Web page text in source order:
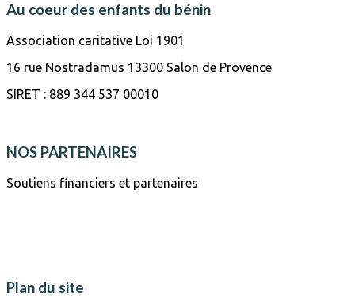
Au coeur des enfants du bénin
Association caritative Loi 1901
16 rue Nostradamus 13300 Salon de Provence
SIRET : 889 344 537 00010
NOS PARTENAIRES
Soutiens financiers et partenaires
Plan du site